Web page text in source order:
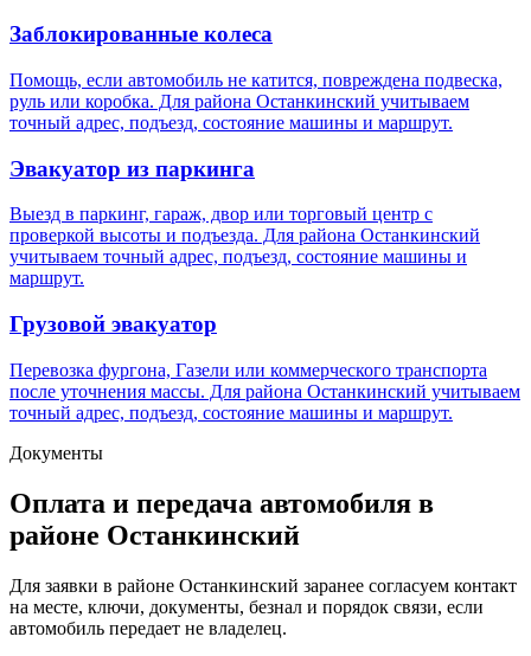
Заблокированные колеса
Помощь, если автомобиль не катится, повреждена подвеска,
руль или коробка. Для района Останкинский учитываем
точный адрес, подъезд, состояние машины и маршрут.
Эвакуатор из паркинга
Выезд в паркинг, гараж, двор или торговый центр с
проверкой высоты и подъезда. Для района Останкинский
учитываем точный адрес, подъезд, состояние машины и
маршрут.
Грузовой эвакуатор
Перевозка фургона, Газели или коммерческого транспорта
после уточнения массы. Для района Останкинский учитываем
точный адрес, подъезд, состояние машины и маршрут.
Документы
Оплата и передача автомобиля в
районе Останкинский
Для заявки в районе Останкинский заранее согласуем контакт
на месте, ключи, документы, безнал и порядок связи, если
автомобиль передает не владелец.